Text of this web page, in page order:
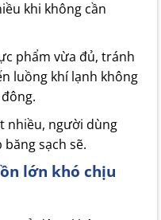
khi không cần
phẩm vừa đủ, tránh
luồng khí lạnh không
nhiều, người dùng
sạch sẽ.
lớn khó chịu